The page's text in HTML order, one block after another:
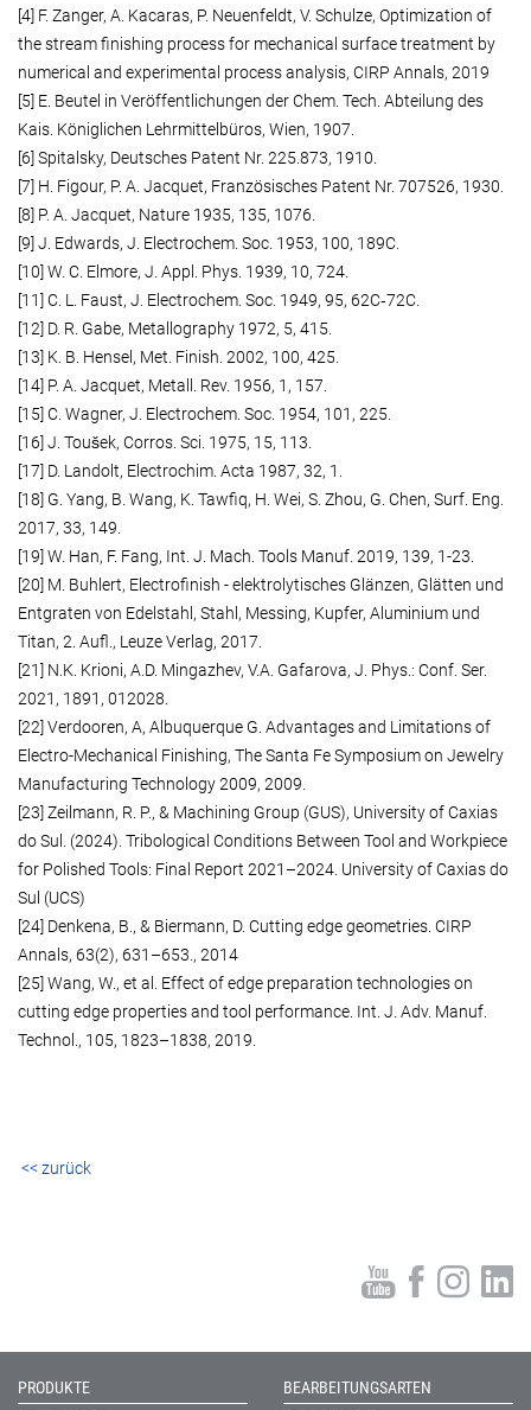
[4] F. Zanger, A. Kacaras, P. Neuenfeldt, V. Schulze, Optimization of
the stream finishing process for mechanical surface treatment by
numerical and experimental process analysis, CIRP Annals, 2019
[5] E. Beutel in Veröffentlichungen der Chem. Tech. Abteilung des
Kais. Königlichen Lehrmittelbüros, Wien, 1907.
[6] Spitalsky, Deutsches Patent Nr. 225.873, 1910.
[7] H. Figour, P. A. Jacquet, Französisches Patent Nr. 707526, 1930.
[8] P. A. Jacquet, Nature 1935, 135, 1076.
[9] J. Edwards, J. Electrochem. Soc. 1953, 100, 189C.
[10] W. C. Elmore, J. Appl. Phys. 1939, 10, 724.
[11] C. L. Faust, J. Electrochem. Soc. 1949, 95, 62C‐72C.
[12] D. R. Gabe, Metallography 1972, 5, 415.
[13] K. B. Hensel, Met. Finish. 2002, 100, 425.
[14] P. A. Jacquet, Metall. Rev. 1956, 1, 157.
[15] C. Wagner, J. Electrochem. Soc. 1954, 101, 225.
[16] J. Toušek, Corros. Sci. 1975, 15, 113.
[17] D. Landolt, Electrochim. Acta 1987, 32, 1.
[18] G. Yang, B. Wang, K. Tawfiq, H. Wei, S. Zhou, G. Chen, Surf. Eng.
2017, 33, 149.
[19] W. Han, F. Fang, Int. J. Mach. Tools Manuf. 2019, 139, 1-23.
[20] M. Buhlert, Electrofinish - elektrolytisches Glänzen, Glätten und
Entgraten von Edelstahl, Stahl, Messing, Kupfer, Aluminium und
Titan, 2. Aufl., Leuze Verlag, 2017.
[21] N.K. Krioni, A.D. Mingazhev, V.A. Gafarova, J. Phys.: Conf. Ser.
2021, 1891, 012028.
[22] Verdooren, A, Albuquerque G. Advantages and Limitations of
Electro-Mechanical Finishing, The Santa Fe Symposium on Jewelry
Manufacturing Technology 2009, 2009.
[23] Zeilmann, R. P., & Machining Group (GUS), University of Caxias
do Sul. (2024). Tribological Conditions Between Tool and Workpiece
for Polished Tools: Final Report 2021–2024. University of Caxias do
Sul (UCS)
[24] Denkena, B., & Biermann, D. Cutting edge geometries. CIRP
Annals, 63(2), 631–653., 2014
[25] Wang, W., et al. Effect of edge preparation technologies on
cutting edge properties and tool performance. Int. J. Adv. Manuf.
Technol., 105, 1823–1838, 2019.
<< zurück
PRODUKTE BEARBEITUNGSARTEN